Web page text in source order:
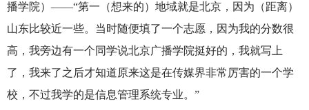
播学院）——“第一（想来的）地域就是北京，因为（距离）
山东比较近一些。当时随便填了一个志愿，因为我的分数很
高，我旁边有一个同学说北京广播学院挺好的，我就写上
了，我来了之后才知道原来这是在传媒界非常厉害的一个学
校，不过我学的是信息管理系统专业。”